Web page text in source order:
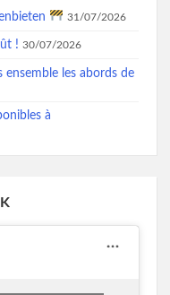
31/07/2026
! 30/07/2026
les abords de
à